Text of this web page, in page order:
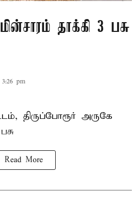
தாக்கி 3 பசு
pm
திருப்போரூர் அருகே
Read More